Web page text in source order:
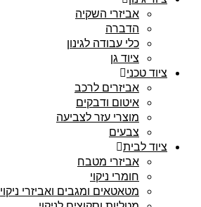
אביזרי השקיה
הדברה
כלי עבודה לגינון
ציוד גן
ציוד טכני
אביזרים לרכב
איטום ודבקים
מוצרי עזר לצביעה
צבעים
ציוד לבית
אביזרי מטבח
חומרי ניקוי
מטאטאים ומגבים ואביזרי ניקוי